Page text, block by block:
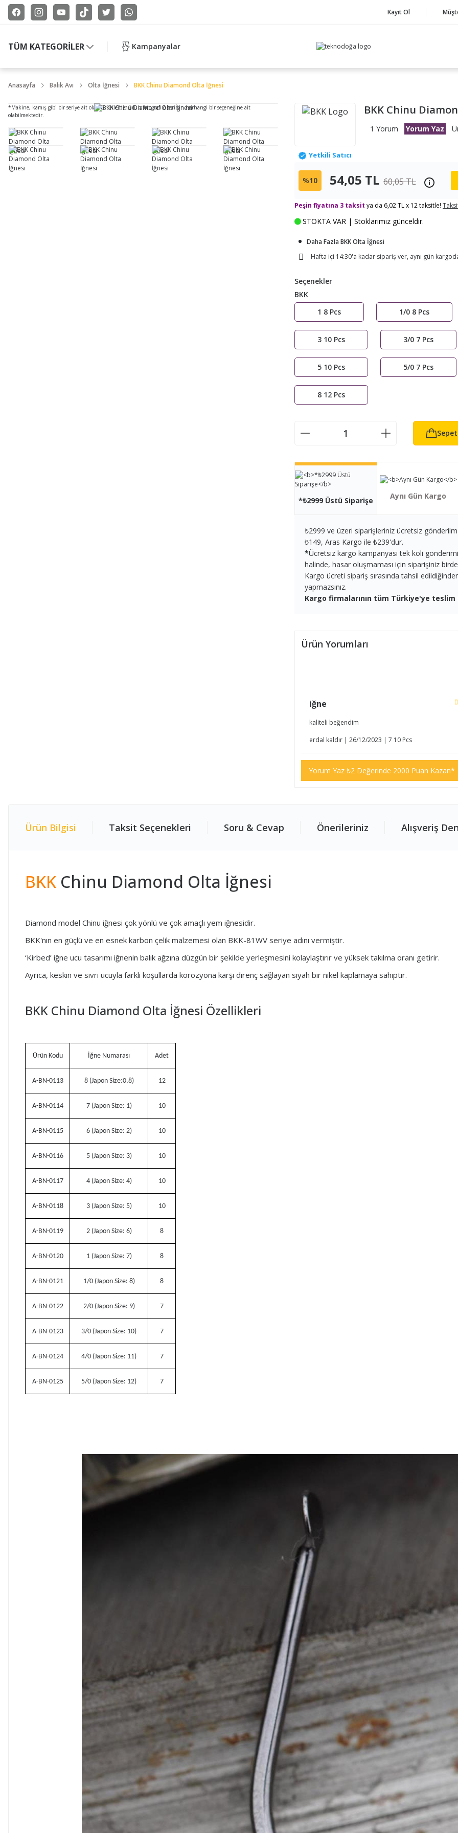
Kayıt Ol
TÜM KATEGORİLER Kampanyalar
Anasayfa Balık Avı Olta İğnesi BKK Chinu Diamond Olta İğnesi
*Makine, kamış gibi bir seriye ait olan ürünlerde, ürün fotoğrafı o serinin herhangi bir seçeneğine ait
olabilmektedir.
Yetkili Satıcı
BKK Chinu
1 Yorum Yorum Yaz
%10 54,05 TL 60,05 TL
Peşin fiyatına 3 taksit ya da 6,02 TL x 12 taksitle!
STOKTA VAR | Stoklarımız günceldir.
Daha Fazla BKK Olta İğnesi
Hafta içi 14:30'a kadar sipariş ver, aynı gün
Seçenekler
BKK
1 8 Pcs
1/0 8 Pcs
3 10 Pcs 3/0 7 Pcs
5 10 Pcs 5/0 7 Pcs
8 12 Pcs
*₺2999 Üstü Siparişe Aynı Gün Kargo
₺2999 ve üzeri siparişleriniz ücretsiz
₺149, Aras Kargo ile ₺239'dur.
*Ücretsiz kargo kampanyası tek koli
halinde, hasar oluşmaması için siparişiniz
Kargo ücreti sipariş sırasında tahsil
yapmazsınız.
Kargo firmalarının tüm Türkiye'ye
Ürün Yorumları
iğne
kaliteli beğendim
erdal kaldır | 26/12/2023 | 7 10 Pcs
Yorum Yaz ₺2 Değerinde 2000 Puan Kazan*
Ürün Bilgisi Taksit Seçenekleri Soru & Cevap Önerileriniz Alışveriş
BKK Chinu Diamond Olta İğnesi
Diamond model Chinu iğnesi çok yönlü ve çok amaçlı yem iğnesidir.
BKK'nın en güçlü ve en esnek karbon çelik malzemesi olan BKK-81WV seriye adını vermiştir.
‘Kirbed’ iğne ucu tasarımı iğnenin balık ağzına düzgün bir şekilde yerleşmesini kolaylaştırır ve yüksek takılma oranı getirir.
Ayrıca, keskin ve sivri ucuyla farklı koşullarda korozyona karşı direnç sağlayan siyah bir nikel kaplamaya sahiptir.
BKK Chinu Diamond Olta İğnesi Özellikleri
Ürün Kodu İğne Numarası Adet
A-BN-0113 8 (Japon Size:0,8) 12
A-BN-0114 7 (Japon Size: 1) 10
A-BN-0115 6 (Japon Size: 2) 10
A-BN-0116 5 (Japon Size: 3) 10
A-BN-0117 4 (Japon Size: 4) 10
A-BN-0118 3 (Japon Size: 5) 10
A-BN-0119 2 (Japon Size: 6) 8
A-BN-0120 1 (Japon Size: 7) 8
A-BN-0121 1/0 (Japon Size: 8) 8
A-BN-0122 2/0 (Japon Size: 9) 7
A-BN-0123 3/0 (Japon Size: 10) 7
A-BN-0124 4/0 (Japon Size: 11) 7
A-BN-0125 5/0 (Japon Size: 12) 7